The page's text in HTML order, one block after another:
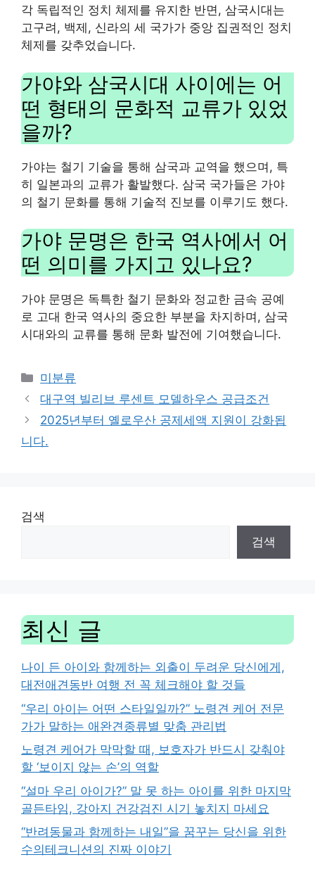
각 독립적인 정치 체제를 유지한 반면, 삼국시대는
고구려, 백제, 신라의 세 국가가 중앙 집권적인 정치
체제를 갖추었습니다.
가야와 삼국시대 사이에는 어
떤 형태의 문화적 교류가 있었
을까?
가야는 철기 기술을 통해 삼국과 교역을 했으며, 특
히 일본과의 교류가 활발했다. 삼국 국가들은 가야
의 철기 문화를 통해 기술적 진보를 이루기도 했다.
가야 문명은 한국 역사에서 어
떤 의미를 가지고 있나요?
가야 문명은 독특한 철기 문화와 정교한 금속 공예
로 고대 한국 역사의 중요한 부분을 차지하며, 삼국
시대와의 교류를 통해 문화 발전에 기여했습니다.
Categories
미분류
대구역 빌리브 루센트 모델하우스 공급조건
2025년부터 옐로우산 공제세액 지원이 강화됩
니다.
검색
검색
최신 글
나이 든 아이와 함께하는 외출이 두려운 당신에게,
대전애견동반 여행 전 꼭 체크해야 할 것들
“우리 아이는 어떤 스타일일까?” 노령견 케어 전문
가가 말하는 애완견종류별 맞춤 관리법
노령견 케어가 막막할 때, 보호자가 반드시 갖춰야
할 ‘보이지 않는 손’의 역할
“설마 우리 아이가?” 말 못 하는 아이를 위한 마지막
골든타임, 강아지 건강검진 시기 놓치지 마세요
“반려동물과 함께하는 내일”을 꿈꾸는 당신을 위한
수의테크니션의 진짜 이야기